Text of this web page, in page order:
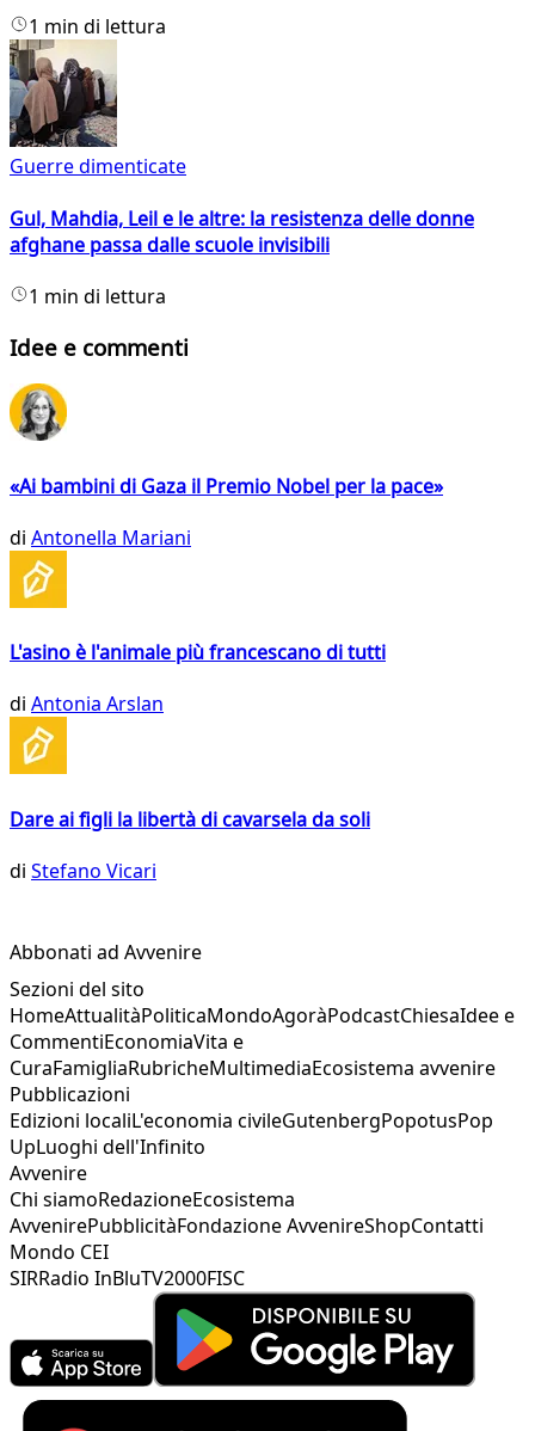
1 min di lettura
Guerre dimenticate
Gul, Mahdia, Leil e le altre: la resistenza delle donne
afghane passa dalle scuole invisibili
1 min di lettura
Idee e commenti
«Ai bambini di Gaza il Premio Nobel per la pace»
di Antonella Mariani
L'asino è l'animale più francescano di tutti
di Antonia Arslan
Dare ai figli la libertà di cavarsela da soli
di Stefano Vicari
Abbonati ad Avvenire
Sezioni del sito
HomeAttualitàPoliticaMondoAgoràPodcastChiesaIdee e
CommentiEconomiaVita e
CuraFamigliaRubricheMultimediaEcosistema avvenire
Pubblicazioni
Edizioni localiL'economia civileGutenbergPopotusPop
UpLuoghi dell'Infinito
Avvenire
Chi siamoRedazioneEcosistema
AvvenirePubblicitàFondazione AvvenireShopContatti
Mondo CEI
SIRRadio InBluTV2000FISC